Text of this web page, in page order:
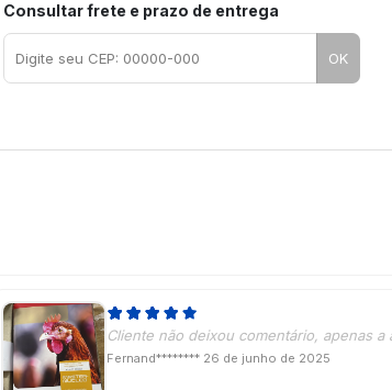
Consultar frete e prazo de entrega
OK
Cliente não deixou comentário, apenas a
Fernand******** 26 de junho de 2025